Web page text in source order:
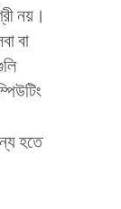
নয়।
বা
হতে